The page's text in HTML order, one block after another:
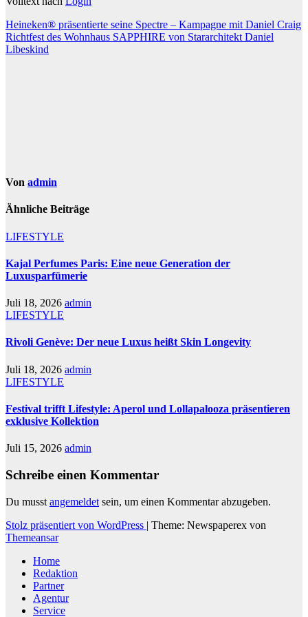
Beitragsnavigation
Heineken® präsentierte seine Spectre – Kampagne mit Daniel Craig
Richtfest des Wohnhaus SAPPHIRE von Stararchitekt Daniel
Libeskind
Von admin
Ähnliche Beiträge
LIFESTYLE
Kajal Perfumes Paris: Eine neue Generation der
Luxusparfümerie
Juli 18, 2026 admin
LIFESTYLE
Rivoli Genève: Der neue Luxus heißt Skin Longevity
Juli 18, 2026 admin
LIFESTYLE
Festival trifft Lifestyle: Aperol und Lollapalooza präsentieren
exklusive Kollektion
Juli 15, 2026 admin
Schreibe einen Kommentar
Du musst angemeldet sein, um einen Kommentar abzugeben.
Stolz präsentiert von WordPress | Theme: Newspaperex von
Themeansar
Home
Redaktion
Partner
Agentur
Service